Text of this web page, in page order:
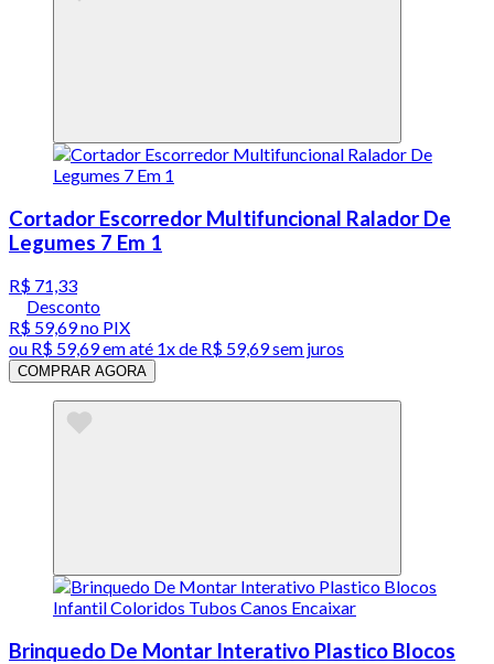
Cortador Escorredor Multifuncional Ralador De
Legumes 7 Em 1
R$ 71,33
Desconto
R$ 59,69no PIX
ou R$ 59,69em até 1x de R$ 59,69sem juros
COMPRAR AGORA
Brinquedo De Montar Interativo Plastico Blocos